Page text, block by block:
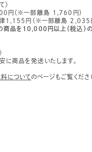
〉
円（※一部離島 1,760円）
律1,155円（※一部離島 2,035
商品を10,000円以上（税込）
に商品を発送いたします。
について のページもご覧くださ